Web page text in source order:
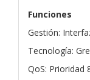
Funciones
Gestión:
Tecnología:
QoS: Prioridad